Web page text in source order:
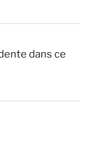
dans ce